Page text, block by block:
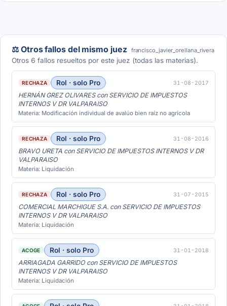
⚖️ Otros fallos del mismo juez francisco_javier_orellana_rivera
Otros 6 fallos resueltos por este juez (todas las materias).
RECHAZA Rol · solo Pro 31-08-2017
HERNÁN GREZ OLIVARES con SERVICIO DE IMPUESTOS
INTERNOS V DR VALPARAISO
Materia: Modificación individual de avalúo bien raíz no agrícola
RECHAZA Rol · solo Pro 31-08-2016
BRAVO URETA con SERVICIO DE IMPUESTOS INTERNOS V DR
VALPARAISO
Materia: Liquidación
RECHAZA Rol · solo Pro 31-07-2015
COMERCIAL MARCHIGUE S.A. con SERVICIO DE IMPUESTOS
INTERNOS V DR VALPARAISO
Materia: Liquidación
ACOGE Rol · solo Pro 31-01-2018
ARRIAGADA GARRIDO con SERVICIO DE IMPUESTOS
INTERNOS V DR VALPARAISO
Materia: Liquidación